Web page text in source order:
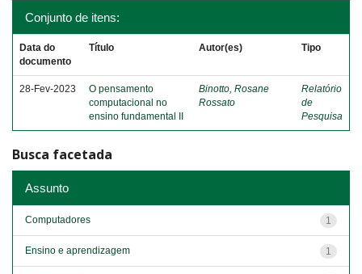
Conjunto de itens:
Data do
documento
Título Autor(es) Tipo
28-Fev-2023
O pensamento
computacional no
ensino fundamental II
Binotto, Rosane
Rossato
Relatório
de
Pesquisa
Busca facetada
Assunto
1
Computadores
1
Ensino e aprendizagem